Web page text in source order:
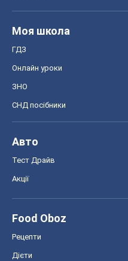
Моя школа
ГДЗ
Онлайн уроки
ЗНО
СНД посібники
Авто
Тест Драйв
Акції
Food Oboz
Рецепти
Дієти